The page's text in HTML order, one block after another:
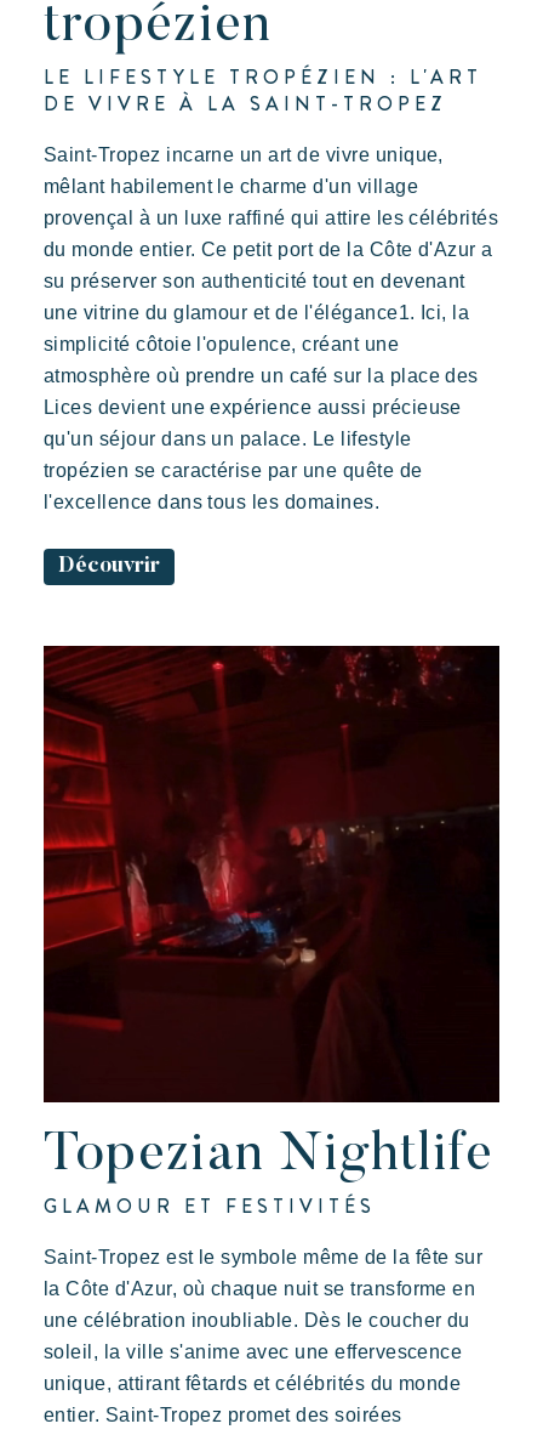
tropézien
LE LIFESTYLE TROPÉZIEN : L'ART
DE VIVRE À LA SAINT-TROPEZ
Saint-Tropez incarne un art de vivre unique,
mêlant habilement le charme d'un village
provençal à un luxe raffiné qui attire les célébrités
du monde entier. Ce petit port de la Côte d'Azur a
su préserver son authenticité tout en devenant
une vitrine du glamour et de l'élégance1. Ici, la
simplicité côtoie l'opulence, créant une
atmosphère où prendre un café sur la place des
Lices devient une expérience aussi précieuse
qu'un séjour dans un palace. Le lifestyle
tropézien se caractérise par une quête de
l'excellence dans tous les domaines.
Découvrir
Topezian Nightlife
GLAMOUR ET FESTIVITÉS
Saint-Tropez est le symbole même de la fête sur
la Côte d'Azur, où chaque nuit se transforme en
une célébration inoubliable. Dès le coucher du
soleil, la ville s'anime avec une effervescence
unique, attirant fêtards et célébrités du monde
entier. Saint-Tropez promet des soirées